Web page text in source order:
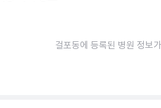
걸포동에 등록된 병원 정보